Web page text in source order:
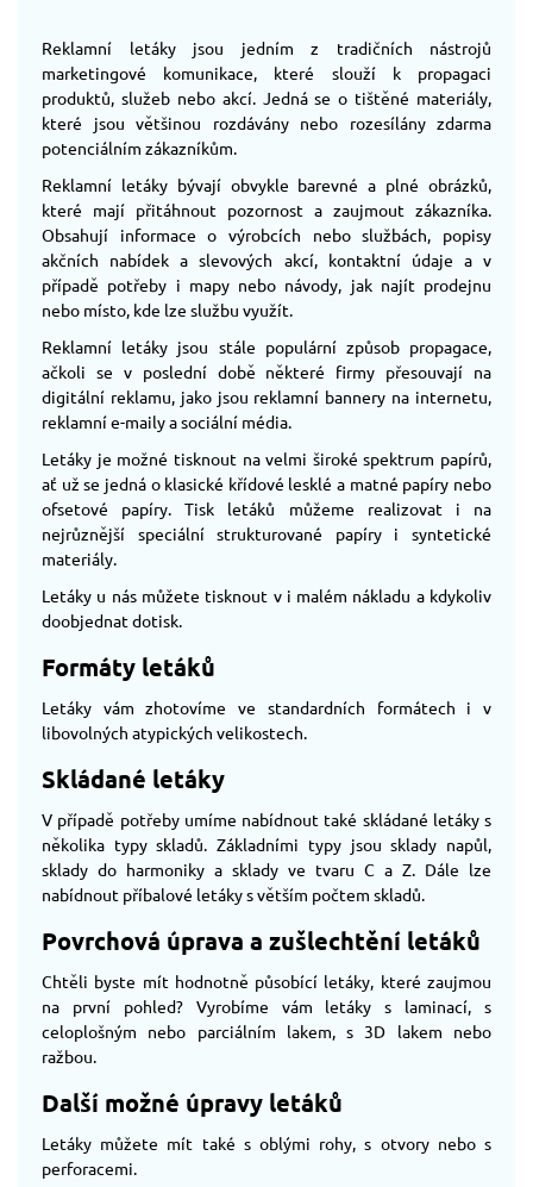
Reklamní letáky jsou jedním z tradičních nástrojů
marketingové komunikace, které slouží k propagaci
produktů, služeb nebo akcí. Jedná se o tištěné materiály,
které jsou většinou rozdávány nebo rozesílány zdarma
potenciálním zákazníkům.
Reklamní letáky bývají obvykle barevné a plné obrázků,
které mají přitáhnout pozornost a zaujmout zákazníka.
Obsahují informace o výrobcích nebo službách, popisy
akčních nabídek a slevových akcí, kontaktní údaje a v
případě potřeby i mapy nebo návody, jak najít prodejnu
nebo místo, kde lze službu využít.
Reklamní letáky jsou stále populární způsob propagace,
ačkoli se v poslední době některé firmy přesouvají na
digitální reklamu, jako jsou reklamní bannery na internetu,
reklamní e-maily a sociální média.
Letáky je možné tisknout na velmi široké spektrum papírů,
ať už se jedná o klasické křídové lesklé a matné papíry nebo
ofsetové papíry. Tisk letáků můžeme realizovat i na
nejrůznější speciální strukturované papíry i syntetické
materiály.
Letáky u nás můžete tisknout v i malém nákladu a kdykoliv
doobjednat dotisk.
Formáty letáků
Letáky vám zhotovíme ve standardních formátech i v
libovolných atypických velikostech.
Skládané letáky
V případě potřeby umíme nabídnout také skládané letáky s
několika typy skladů. Základními typy jsou sklady napůl,
sklady do harmoniky a sklady ve tvaru C a Z. Dále lze
nabídnout příbalové letáky s větším počtem skladů.
Povrchová úprava a zušlechtění letáků
Chtěli byste mít hodnotně působící letáky, které zaujmou
na první pohled? Vyrobíme vám letáky s laminací, s
celoplošným nebo parciálním lakem, s 3D lakem nebo
ražbou.
Další možné úpravy letáků
Letáky můžete mít také s oblými rohy, s otvory nebo s
perforacemi.